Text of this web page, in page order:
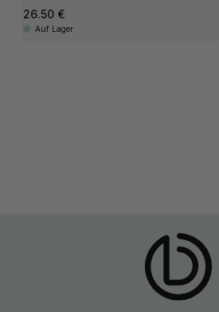
26.50
Auf Lager